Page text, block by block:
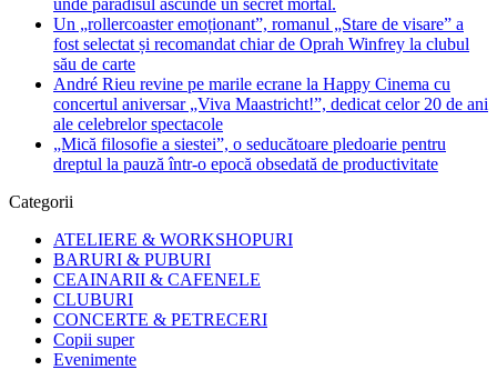
unde paradisul ascunde un secret mortal.
Un „rollercoaster emoționant”, romanul „Stare de visare” a
fost selectat și recomandat chiar de Oprah Winfrey la clubul
său de carte
André Rieu revine pe marile ecrane la Happy Cinema cu
concertul aniversar „Viva Maastricht!”, dedicat celor 20 de ani
ale celebrelor spectacole
„Mică filosofie a siestei”, o seducătoare pledoarie pentru
dreptul la pauză într-o epocă obsedată de productivitate
Categorii
ATELIERE & WORKSHOPURI
BARURI & PUBURI
CEAINARII & CAFENELE
CLUBURI
CONCERTE & PETRECERI
Copii super
Evenimente